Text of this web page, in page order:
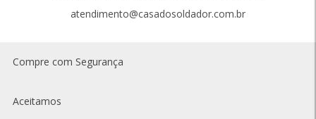
atendimento@casadosoldador.com.br
Compre com Segurança
Aceitamos